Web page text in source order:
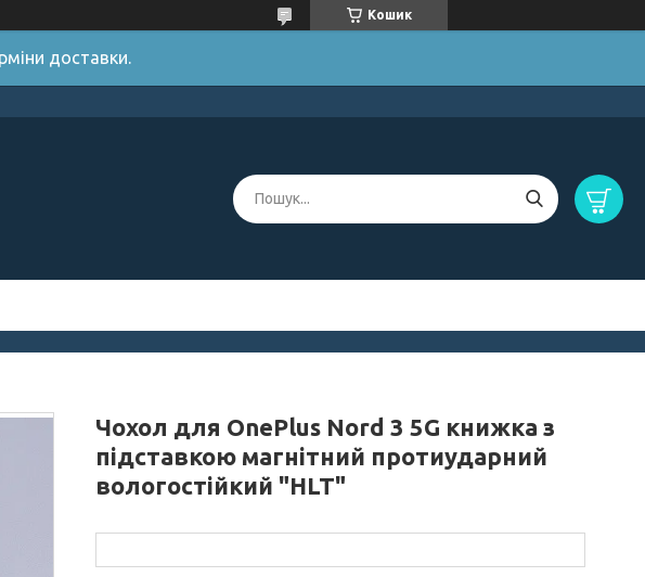
Кошик
доставки.
Чохол для OnePlus Nord 3 5G книжка з
підставкою магнітний протиударний
вологостійкий "HLT"